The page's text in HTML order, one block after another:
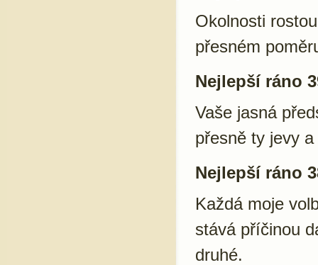
Okolnosti
přesném
Nejlepší ráno
Vaše jasná
přesně ty jevy
Nejlepší ráno
Každá moje
stává příčinou
druhé.